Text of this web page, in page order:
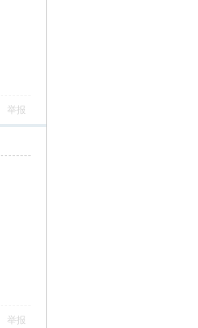
举报
举报